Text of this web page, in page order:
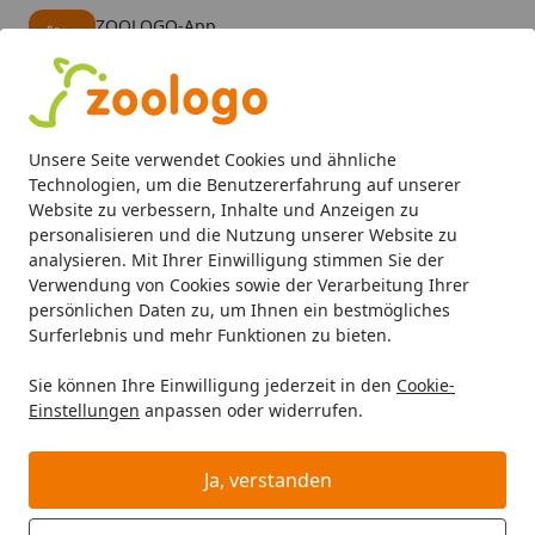
Unsere Seite verwendet Cookies und ähnliche
Technologien, um die Benutzererfahrung auf unserer
Website zu verbessern, Inhalte und Anzeigen zu
personalisieren und die Nutzung unserer Website zu
analysieren. Mit Ihrer Einwilligung stimmen Sie der
Verwendung von Cookies sowie der Verarbeitung Ihrer
persönlichen Daten zu, um Ihnen ein bestmögliches
Surferlebnis und mehr Funktionen zu bieten.
Sie können Ihre Einwilligung jederzeit in den Cookie-
Einstellungen anpassen oder widerrufen.
Ja, verstanden
ZOOLOGO-App
Alle Produkte
Mein Konto
Suchen
Startseite
Hund Hundemobiliar Hundehütten TRIXIE natura
TRIXIE natura Hundehütte Classic
mit Flachdach S-M 85x60x58cm